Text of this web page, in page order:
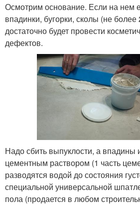
Осмотрим основание. Если на нем
впадинки, бугорки, сколы (не
достаточно будет провести
дефектов.
Надо сбить выпуклости, а впадины
цементным раствором (1 часть
разводятся водой до состояния
специальной универсальной
пола (продается в любом